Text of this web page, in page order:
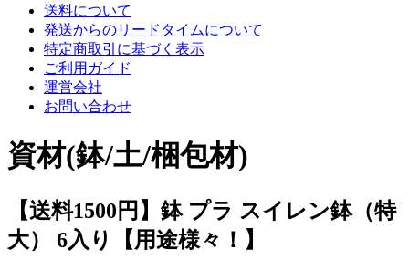
送料について
発送からのリードタイムについて
特定商取引に基づく表示
ご利用ガイド
運営会社
お問い合わせ
資材(鉢/土/梱包材)
【送料1500円】鉢 プラ スイレン鉢（特
大） 6入り【用途様々！】